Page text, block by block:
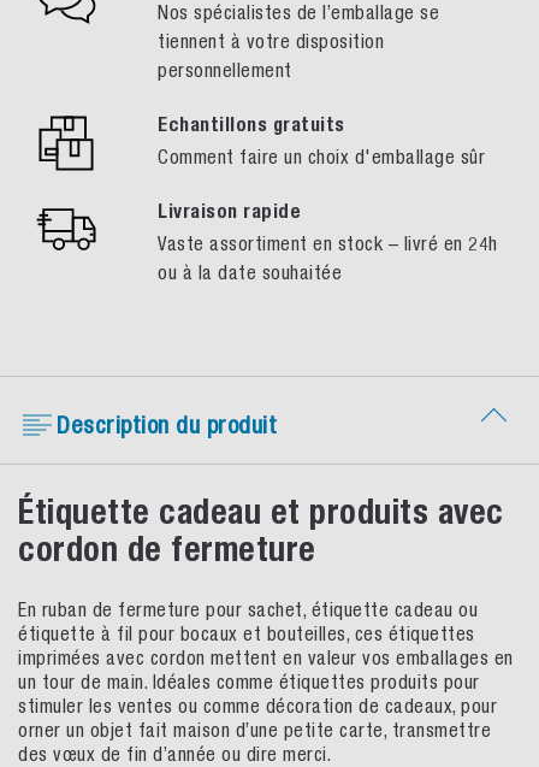
Nos spécialistes de l’emballage se
tiennent à votre disposition
personnellement
Echantillons gratuits
Comment faire un choix d'emballage sûr
Livraison rapide
Vaste assortiment en stock – livré en 24h
ou à la date souhaitée
Description du produit
Étiquette cadeau et produits avec
cordon de fermeture
En ruban de fermeture pour sachet, étiquette cadeau ou
étiquette à fil pour bocaux et bouteilles, ces étiquettes
imprimées avec cordon mettent en valeur vos emballages en
un tour de main. Idéales comme étiquettes produits pour
stimuler les ventes ou comme décoration de cadeaux, pour
orner un objet fait maison d’une petite carte, transmettre
des vœux de fin d’année ou dire merci.